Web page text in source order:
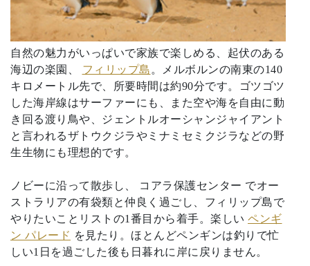
自然の魅力がいっぱいで家族で楽しめる、起伏のある
海辺の楽園、 フィリップ島 。メルボルンの南東の140
キロメートル先で、所要時間は約90分です。ゴツゴツ
した海岸線はサーファーにも、また空や海を自由に動
き回る渡り鳥や、ジェントルオーシャンジャイアント
と言われるザトウクジラやミナミセミクジラなどの野
生生物にも理想的です。
ノビーに沿って散歩し、 コアラ保護センター でオー
ストラリアの有袋類と仲良く過ごし、フィリップ島で
やりたいことリストの1番目から着手。楽しい ペンギ
ン パレード を見たり。ほとんどペンギンは釣りで忙
しい1日を過ごした後も日暮れに岸に戻りません。